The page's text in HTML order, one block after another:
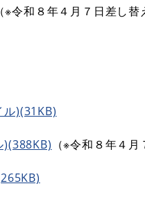
（※令和８年４月７日差し替
)(31KB)
)(388KB) （※令和８年４月